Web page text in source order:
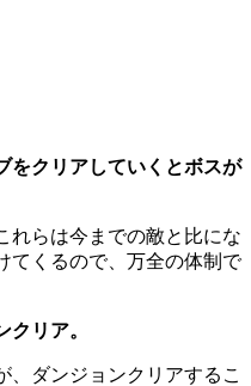
をクリアしていくとボスが
れらは今までの敵と比にな
てくるので、万全の体制で
リア。
、ダンジョンクリアするこ